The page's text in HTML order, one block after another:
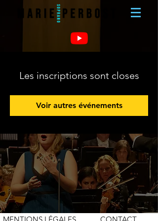
Les inscriptions sont closes
Voir autres événements